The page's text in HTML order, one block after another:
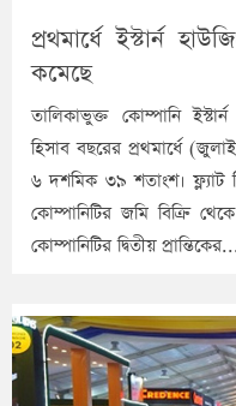
প্রথমার্ধে ইস্টার্ন
কমেছে
তালিকাভুক্ত কোম্পানি
হিসাব বছরের প্রথমার্ধে
৬ দশমিক ৩৯ শতাংশ।
কোম্পানিটির জমি বিক্রি
কোম্পানিটির দ্বিতীয়